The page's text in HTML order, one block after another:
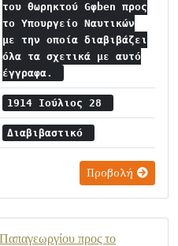
του θωρηκτού Gφben προς
το Υπουργείο Ναυτικών
με την οποία διαβιβάζει
όλα τα σχετικά με αυτό
έγγραφα.
1914 Ιούλιος 28
Διαβιβαστικό
Προβολή
προς το